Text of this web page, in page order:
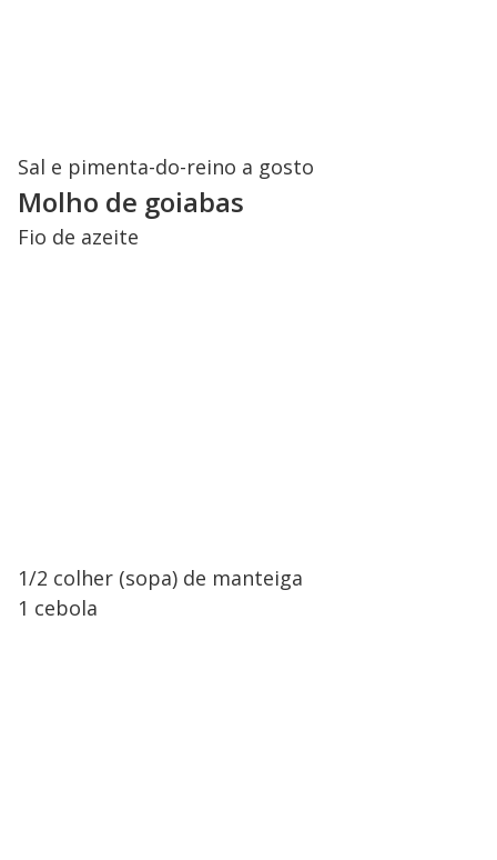
Sal e pimenta-do-reino a gosto
Molho de goiabas
Fio de azeite
1/2 colher (sopa) de manteiga
1 cebola